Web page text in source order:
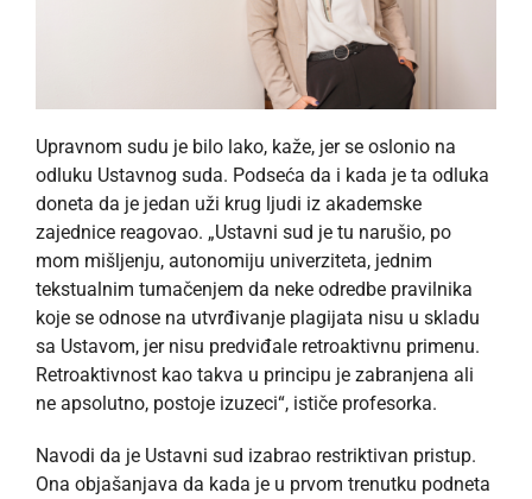
Upravnom sudu je bilo lako, kaže, jer se oslonio na
odluku Ustavnog suda. Podseća da i kada je ta odluka
doneta da je jedan uži krug ljudi iz akademske
zajednice reagovao. „Ustavni sud je tu narušio, po
mom mišljenju, autonomiju univerziteta, jednim
tekstualnim tumačenjem da neke odredbe pravilnika
koje se odnose na utvrđivanje plagijata nisu u skladu
sa Ustavom, jer nisu predviđale retroaktivnu primenu.
Retroaktivnost kao takva u principu je zabranjena ali
ne apsolutno, postoje izuzeci“, ističe profesorka.
Navodi da je Ustavni sud izabrao restriktivan pristup.
Ona objašanjava da kada je u prvom trenutku podneta